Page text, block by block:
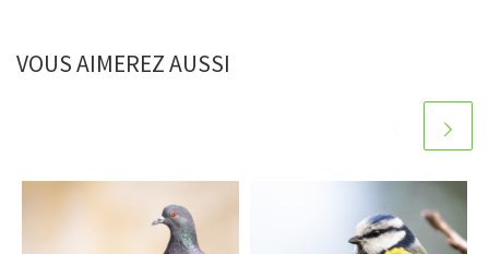
VOUS AIMEREZ AUSSI